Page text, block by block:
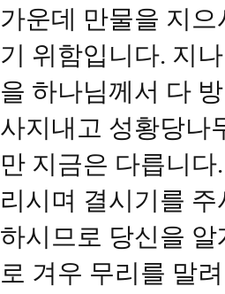
가운데 만물을 지
기 위함입니다. 지
을 하나님께서 다
사지내고 성황당나
만 지금은 다릅니
리시며 결시기를
하시므로 당신을
로 겨우 무리를 말